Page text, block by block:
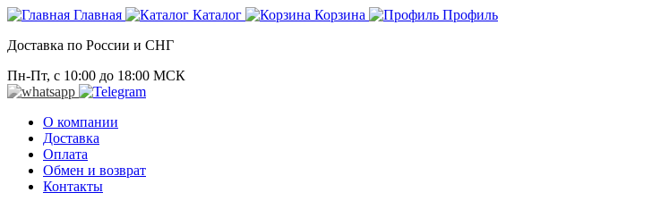
Главная Каталог Корзина
Профиль
Доставка по России и СНГ
Пн-Пт, с 10:00 до 18:00 МСК
О компании
Доставка
Оплата
Обмен и возврат
Контакты